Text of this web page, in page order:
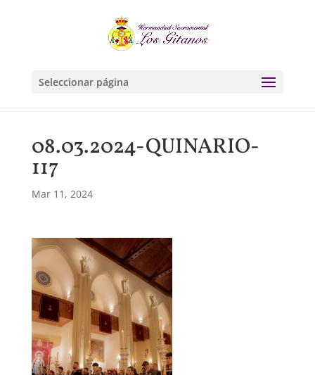
Seleccionar página
08.03.2024-QUINARIO-
117
Mar 11, 2024